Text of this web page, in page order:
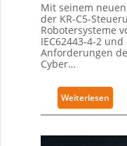
Mit seinem
der KR-C5-
Robotersysteme
IEC62443-4-2
Anforderungen
Cyber…
Weiterlesen
K